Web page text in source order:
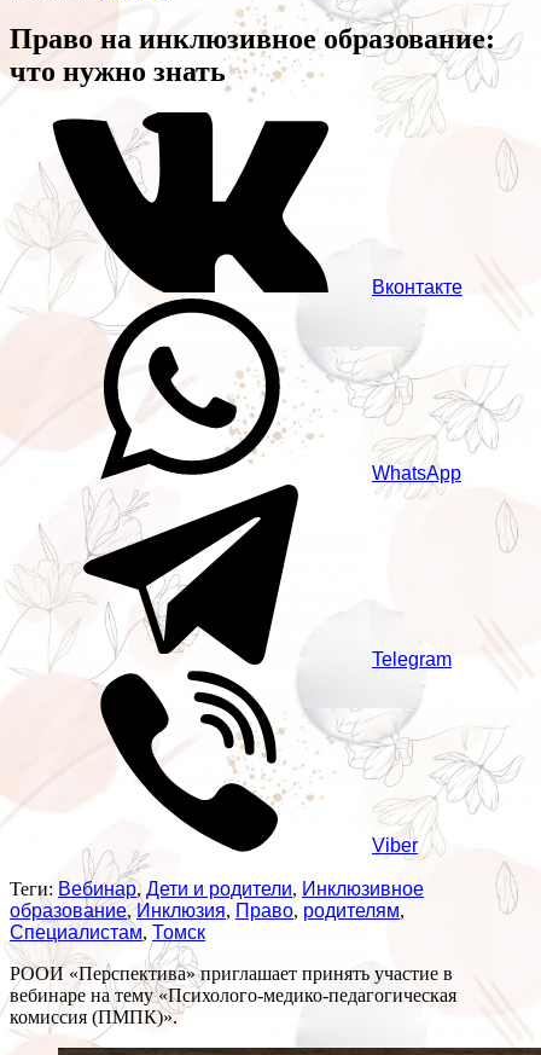
Право на инклюзивное образование:
что нужно знать
Вконтакте
WhatsApp
Telegram
Viber
Теги: Вебинар, Дети и родители, Инклюзивное
образование,Инклюзия, Право, родителям,
Специалистам, Томск
РООИ «Перспектива» приглашает принять участие в
вебинаре на тему «Психолого-медико-педагогическая
комиссия (ПМПК)».